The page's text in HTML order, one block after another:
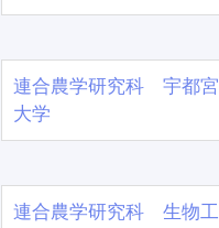
連合農学研究科 宇都宮
大学
連合農学研究科 生物工